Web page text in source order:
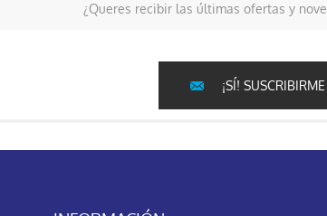
¿Queres recibir las últimas ofertas y
¡SÍ! SUSCRIBIRME